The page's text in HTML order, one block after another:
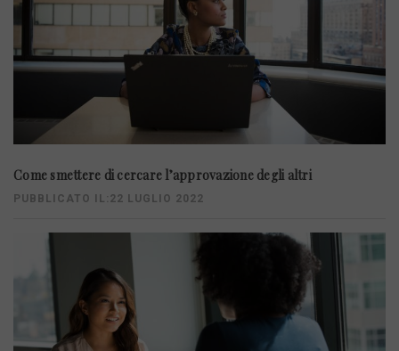
Come smettere di cercare l’approvazione degli altri
PUBBLICATO IL:22 LUGLIO 2022